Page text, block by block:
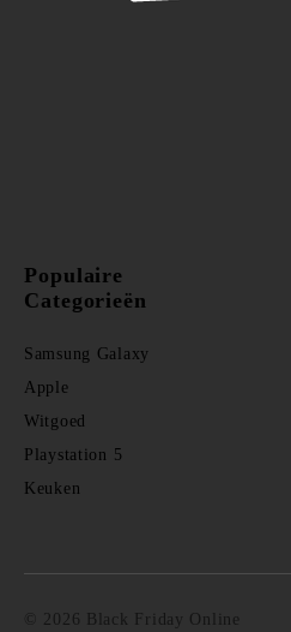
Populaire
Categorieën
Samsung Galaxy
Apple
Witgoed
Playstation 5
Keuken
© 2026 Black Friday Online